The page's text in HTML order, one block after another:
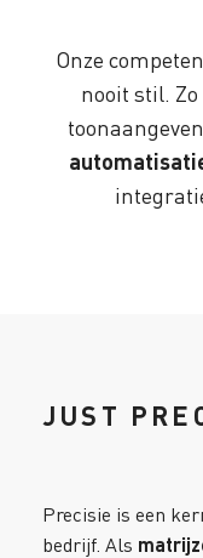
Onze
nooit stil. Zo
JUST
Precisie is een
bedrijf. Als